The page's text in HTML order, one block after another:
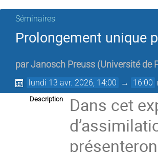
Séminaires
Prolongement unique
parJanosch Preuss (Université de
lundi 13 avr. 2026, 14:00 → 16:00
Description
Dans cet